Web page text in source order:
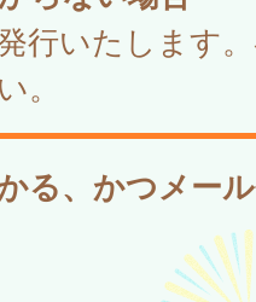
行いたします
。
る、かつメー